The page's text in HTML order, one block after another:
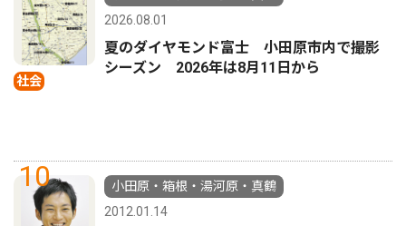
社会
2026.08.01
夏のダイヤモンド富士 小田原市内で撮影
シーズン 2026年は8月11日から
10
小田原・箱根・湯河原・真鶴
2012.01.14